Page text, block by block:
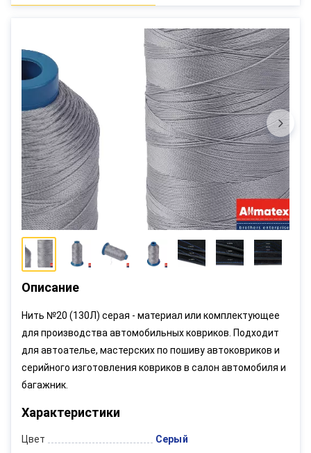
Описание
Нить №20 (130Л) серая - материал или комплектующее
для производства автомобильных ковриков. Подходит
для автоателье, мастерских по пошиву автоковриков и
серийного изготовления ковриков в салон автомобиля и
багажник.
Характеристики
Цвет Серый